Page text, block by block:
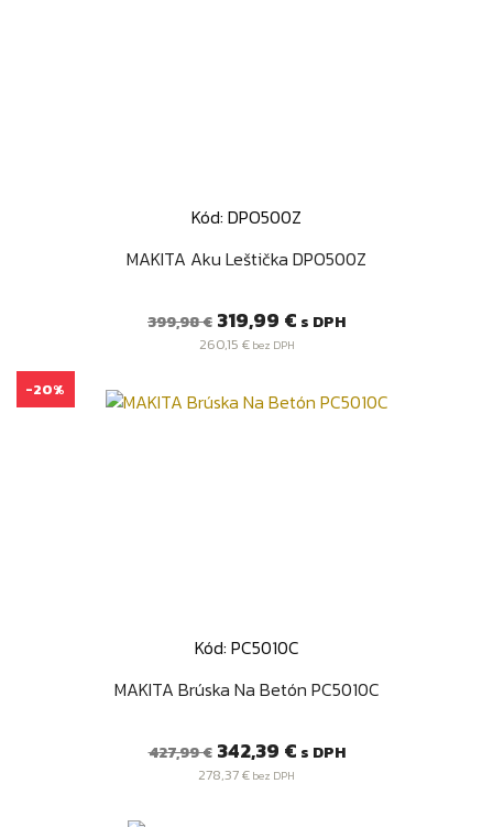
Kód: DPO500Z
MAKITA Aku Leštička DPO500Z
Bežná
399,98 € Cena
319,99 € s DPH
260,15 €bez DPH
Kód: PC5010C
MAKITA Brúska Na Betón PC5010C
Bežná
427,99 € Cena
342,39 € s DPH
278,37 € bez DPH
-20%